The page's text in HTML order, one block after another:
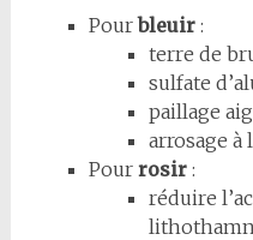
Pourbleuir:
terre de
sulfate
paillage
arrosage à
Pour rosir:
réduire